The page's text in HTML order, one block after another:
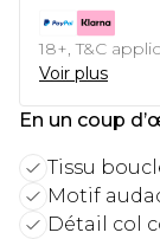
18+, T&C
Voir plus
En un coup
Tissu
Motif
Détail col